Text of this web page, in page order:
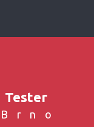
Tester
Brno